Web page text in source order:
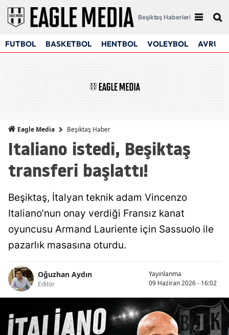
Beşiktaş Haberleri
FUTBOL BASKETBOL HENTBOL VOLEYBOL
Eagle Media Beşiktaş Haber
Italiano istedi, Beşiktaş
transferi başlattı!
Beşiktaş, İtalyan teknik adam Vincenzo
Italiano’nun onay verdiği Fransız kanat
oyuncusu Armand Lauriente için Sassuolo ile
pazarlık masasına oturdu.
Oğuzhan Aydın
Editör
Yayınlanma
09 Haziran 2026 - 16:02